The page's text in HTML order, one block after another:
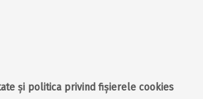
și politica privind fișierele cookies